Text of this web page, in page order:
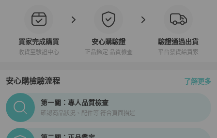
買家完成購買
收貨至驗證中心
安心購驗證
正品鑑定 品質檢查
驗證通過出貨
平台發貨給買家
安心購檢驗流程 了解更多
PopChill拍拍圈正品驗證、安心購檢驗流程介紹
第一關：專人品質檢查
確認商品狀況、配件等 符合頁面描述